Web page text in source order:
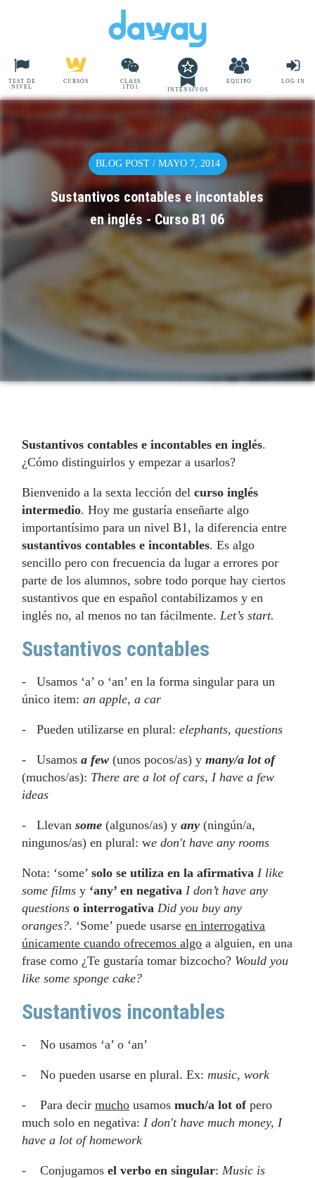
TEST DE
NIVEL
CURSOS
CLASS
1TO1
INTENSIVOS
EQUIPO LOG IN
BLOG POST / MAYO 7, 2014
Sustantivos contables e incontables
en inglés - Curso B1 06
Sustantivos contables e incontables en inglés.
¿Cómo distinguirlos y empezar a usarlos?
Bienvenido a la sexta lección delcurso inglés
intermedio. Hoy me gustaría enseñarte algo
importantísimo para un nivel B1, la diferencia entre
sustantivos contables e incontables. Es algo
sencillo pero con frecuencia da lugar a errores por
parte de los alumnos, sobre todo porque hay ciertos
sustantivos que en español contabilizamos y en
inglés no, al menos no tan fácilmente.Let’s start.
Sustantivos contables
- Usamos ‘a’ o ‘an’ en la forma singular para un
único item:an apple, a car
- Pueden utilizarse en plural:elephants, questions
- Usamosa few (unos pocos/as) ymany/a lot of
(muchos/as): There are a lot of cars, I have a few
ideas
- Llevansome (algunos/as) yany (ningún/a,
ningunos/as) en plural: we don't have any rooms
Nota: ‘some’solo se utiliza en la afirmativa I like
some films y ‘any’ en negativa I don’t have any
questions o interrogativa Did you buy any
oranges?. ‘Some’ puede usarseen interrogativa
únicamente cuando ofrecemos algo a alguien, en una
frase como ¿Te gustaría tomar bizcocho? Would you
like some sponge cake?
Sustantivos incontables
- No usamos ‘a’ o ‘an’
- No pueden usarse en plural. Ex:music, work
- Para decirmucho usamosmuch/a lot ofpero
much solo en negativa:I don't have much money, I
have a lot of homework
- Conjugamosel verbo en singular:Music is